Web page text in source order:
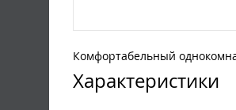
Комфортабельный
Характеристики